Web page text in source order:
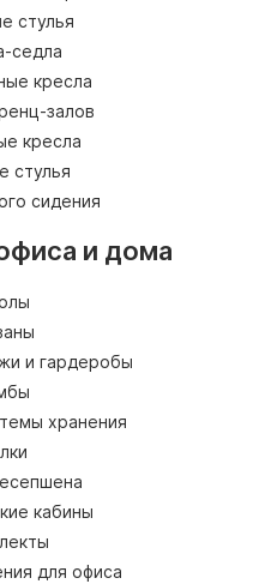
стулья
седла
кресла
залов
кресла
стулья
сидения
и дома
и гардеробы
хранения
кабины
для офиса